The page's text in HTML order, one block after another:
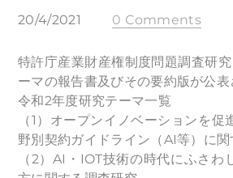
20/4/2021 0 Comments
特許庁産業財産権制度問題調査研
ーマの報告書及びその要約版が公表
令和2年度研究テーマ一覧
（1）オープンイノベーションを
野別契約ガイドライン（AI等）に
（2）AI・IOT技術の時代にふさわ